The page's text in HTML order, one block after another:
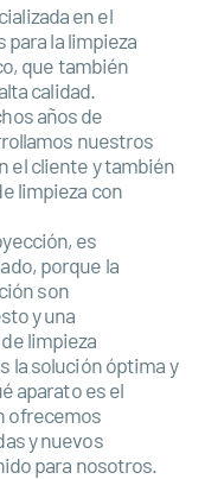
en el
para la limpieza
que también
calidad.
años de
nuestros
el cliente y también
limpieza con
es
porque la
son
y una
limpieza
la solución óptima y
aparato es el
ofrecemos
y nuevos
para nosotros.